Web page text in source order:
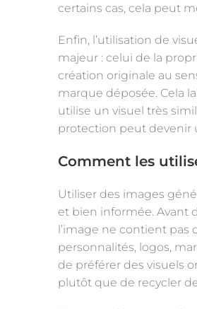
certains cas, cela peut
Enfin, l’utilisation de
majeur : celui de la
création originale au
marque déposée. Cela
utilise un visuel très
protection peut devenir
Comment les
Utiliser des images
et bien informée. Avant
l’image ne contient pas
personnalités, logos,
de préférer des visuels
plutôt que de recycler